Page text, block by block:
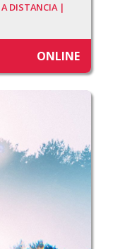
A DISTANCIA |
ONLINE